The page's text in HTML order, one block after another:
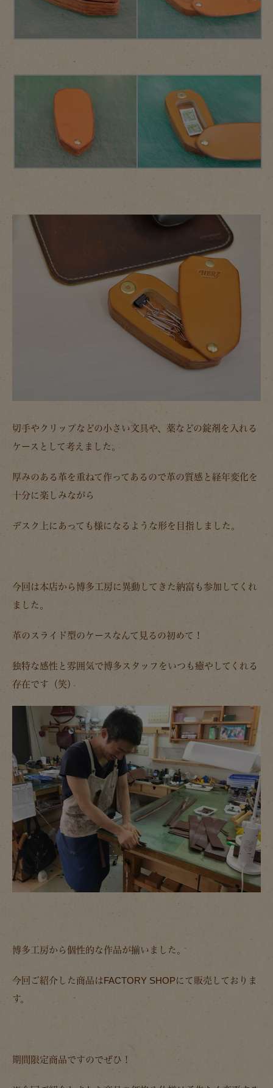
切手やクリップなどの小さい文具や、薬などの錠剤を入れる
ケースとして考えました。
厚みのある革を重ねて作ってあるので革の質感と経年変化を
十分に楽しみながら
デスク上にあっても様になるような形を目指しました。
今回は本店から博多工房に異動してきた納富も参加してくれ
ました。
革のスライド型のケースなんて見るの初めて！
独特な感性と雰囲気で博多スタッフをいつも癒やしてくれる
存在です（笑）
博多工房から個性的な作品が揃いました。
今回ご紹介した商品はFACTORY SHOPにて販売しておりま
す。
期間限定商品ですのでぜひ！